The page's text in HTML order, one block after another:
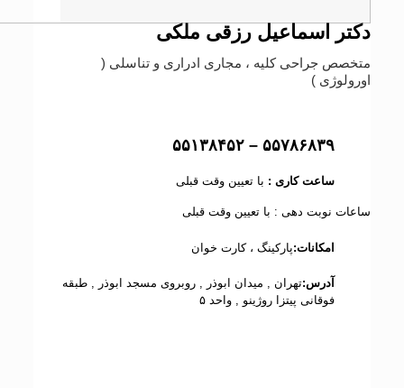
دکتر اسماعیل رزقی ملکی
متخصص جراحی کلیه ، مجاری ادراری و تناسلی (
اورولوژی )
۵۵۷۸۶۸۳۹ – ۵۵۱۳۸۴۵۲
ساعت کاری : با تعیین وقت قبلی
ساعات نوبت دهی : با تعیین وقت قبلی
امکانات:پارکینگ ، کارت خوان
آدرس:تهران , میدان ابوذر , روبروی مسجد ابوذر , طبقه
فوقانی پیتزا روژینو , واحد ۵